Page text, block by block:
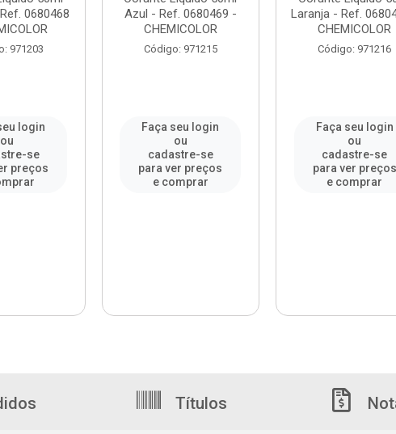
0680468
971203
login
ou
se
preços
Azul - Ref. 0680469 -
CHEMICOLOR
Código: 971215
Faça seu login
ou
cadastre-se
para ver preços
e comprar
Laranja - Ref.
CHEMICOLOR
Código: 971216
Faça seu login
ou
cadastre-se
para ver preços
e comprar
Títulos